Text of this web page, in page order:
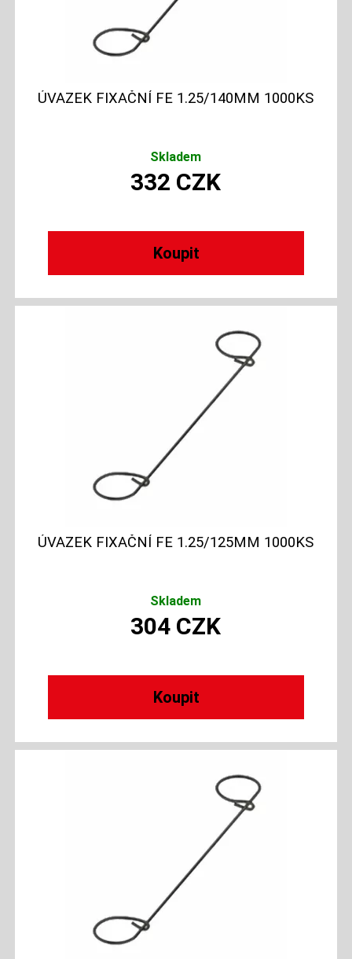
ÚVAZEK FIXAČNÍ FE 1.25/140MM 1000KS
Skladem
332 CZK
ÚVAZEK FIXAČNÍ FE 1.25/125MM 1000KS
Skladem
304 CZK